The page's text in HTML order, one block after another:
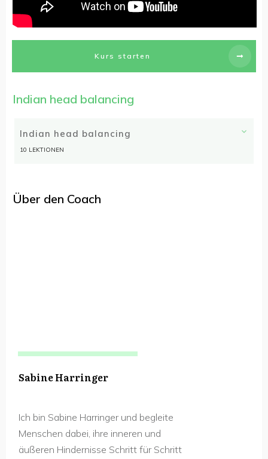
Kurs starten
Indian head balancing
Indian head balancing
10 LEKTIONEN
Über den Coach
Sabine Harringer
Ich bin Sabine Harringer und begleite
Menschen dabei, ihre inneren und
äußeren Hindernisse Schritt für Schritt